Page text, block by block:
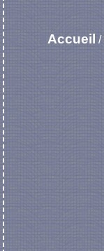
Accueil /